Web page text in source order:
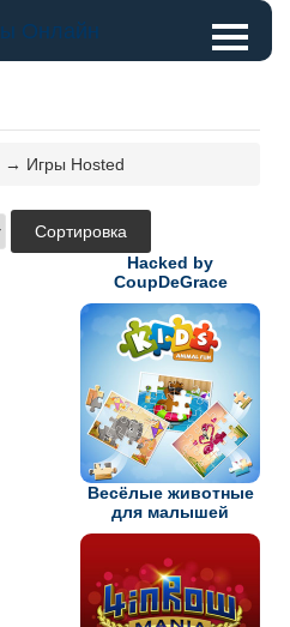
→ Игры Hosted
Hacked by
CoupDeGrace
Весёлые животные
для малышей